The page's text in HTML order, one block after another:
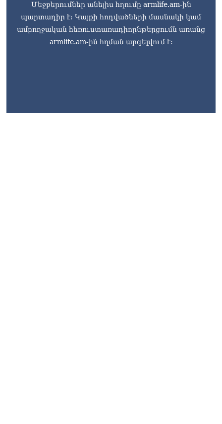
Մեջբերումներ անելիս հղումը armlife.am-ին
պարտադիր է: Կայքի հոդվածների մասնակի կամ
ամբողջական հեռուստառադիոընթերցումն առանց
armlife.am-ին հղման արգելվում է: